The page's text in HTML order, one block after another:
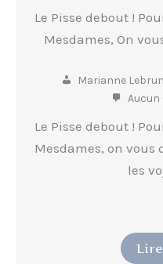
Le Pisse debout !
Mesdames, On
Marianne Lebrun
Aucun
Le Pisse debout !
Mesdames, on vous
les